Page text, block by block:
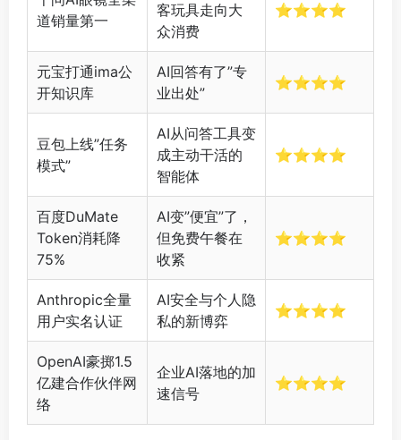
道销量第一
客玩具走向大
众消费
⭐⭐⭐⭐
元宝打通ima公
开知识库
AI回答有了”专
业出处”
⭐⭐⭐⭐
豆包上线”任务
模式”
AI从问答工具变
成主动干活的
智能体
⭐⭐⭐⭐
百度DuMate
Token消耗降
75%
AI变”便宜”了，
但免费午餐在
收紧
⭐⭐⭐⭐
Anthropic全量
用户实名认证
AI安全与个人隐
私的新博弈
⭐⭐⭐⭐
OpenAI豪掷1.5
亿建合作伙伴网
络
企业AI落地的加
速信号
⭐⭐⭐⭐